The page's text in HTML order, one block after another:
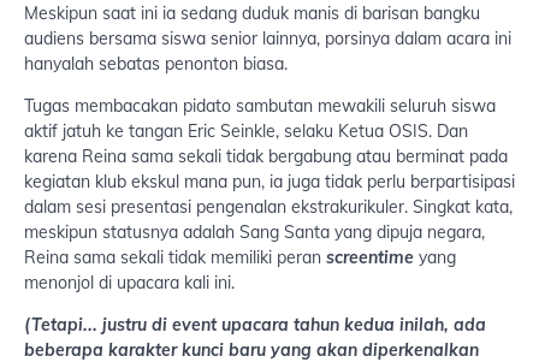
Meskipun saat ini ia sedang duduk manis di barisan bangku
audiens bersama siswa senior lainnya, porsinya dalam acara ini
hanyalah sebatas penonton biasa.
Tugas membacakan pidato sambutan mewakili seluruh siswa
aktif jatuh ke tangan Eric Seinkle, selaku Ketua OSIS. Dan
karena Reina sama sekali tidak bergabung atau berminat pada
kegiatan klub ekskul mana pun, ia juga tidak perlu berpartisipasi
dalam sesi presentasi pengenalan ekstrakurikuler. Singkat kata,
meskipun statusnya adalah Sang Santa yang dipuja negara,
Reina sama sekali tidak memiliki peran screentime yang
menonjol di upacara kali ini.
(Tetapi... justru di event upacara tahun kedua inilah, ada
beberapa karakter kunci baru yang akan diperkenalkan